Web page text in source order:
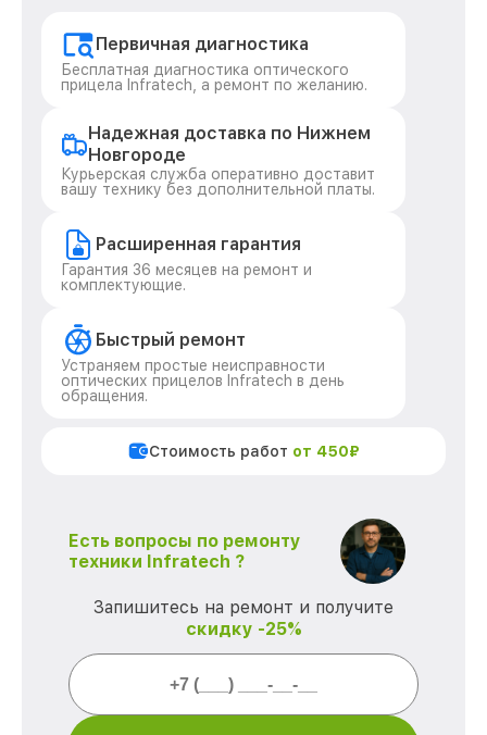
Первичная диагностика
Бесплатная диагностика оптического
прицела Infratech, а ремонт по желанию.
Надежная доставка по Нижнем
Новгороде
Курьерская служба оперативно доставит
вашу технику без дополнительной платы.
Расширенная гарантия
Гарантия 36 месяцев на ремонт и
комплектующие.
Быстрый ремонт
Устраняем простые неисправности
оптических прицелов Infratech в день
обращения.
Стоимость работ от 450₽
Есть вопросы по ремонту
техники Infratech ?
Запишитесь на ремонт и получите
скидку -25%